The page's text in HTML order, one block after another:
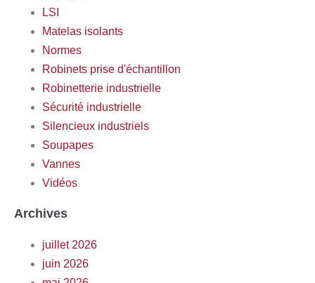
LSI
Matelas isolants
Normes
Robinets prise d'échantillon
Robinetterie industrielle
Sécurité industrielle
Silencieux industriels
Soupapes
Vannes
Vidéos
Archives
juillet 2026
juin 2026